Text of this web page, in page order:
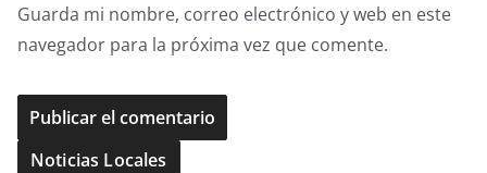
Guarda mi nombre, correo electrónico y web en este
navegador para la próxima vez que comente.
Noticias Locales